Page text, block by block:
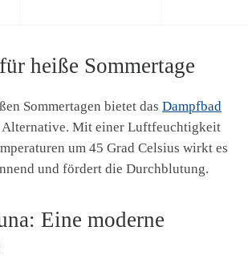
heiße Sommertage
Sommertagen bietet das Dampfbad
Alternative. Mit einer Luftfeuchtigkeit
um 45 Grad Celsius wirkt es
und fördert die Durchblutung.
Eine moderne